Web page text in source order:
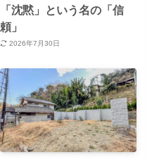
「沈黙」という名の「信
頼」
2026年7月30日